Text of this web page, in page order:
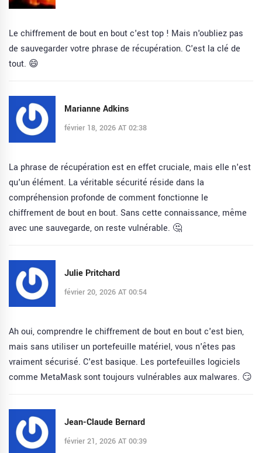
Le chiffrement de bout en bout c'est top ! Mais n'oubliez pas
de sauvegarder votre phrase de récupération. C'est la clé de
tout. 😄
Marianne Adkins
février 18, 2026 AT 02:38
La phrase de récupération est en effet cruciale, mais elle n'est
qu'un élément. La véritable sécurité réside dans la
compréhension profonde de comment fonctionne le
chiffrement de bout en bout. Sans cette connaissance, même
avec une sauvegarde, on reste vulnérable. 🤔
Julie Pritchard
février 20, 2026 AT 00:54
Ah oui, comprendre le chiffrement de bout en bout c'est bien,
mais sans utiliser un portefeuille matériel, vous n'êtes pas
vraiment sécurisé. C'est basique. Les portefeuilles logiciels
comme MetaMask sont toujours vulnérables aux malwares. 😏
Jean-Claude Bernard
février 21, 2026 AT 00:39